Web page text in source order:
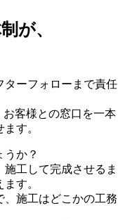
が、
ターフォローまで責任
お客様との窓口を一本
す。
うか？
工して完成させるま
す。
、施工はどこかの工務